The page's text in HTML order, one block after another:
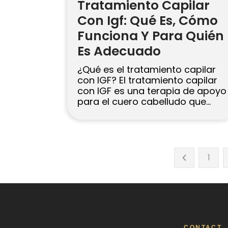
Tratamiento Capilar
Con Igf: Qué Es, Cómo
Funciona Y Para Quién
Es Adecuado
¿Qué es el tratamiento capilar
con IGF? El tratamiento capilar
con IGF es una terapia de apoyo
para el cuero cabelludo que
factores de crecimiento (a
insulina, IGF‑1) para ayudar a
fortalecer los folículos pilosos
comúnmente para reducir […]
1